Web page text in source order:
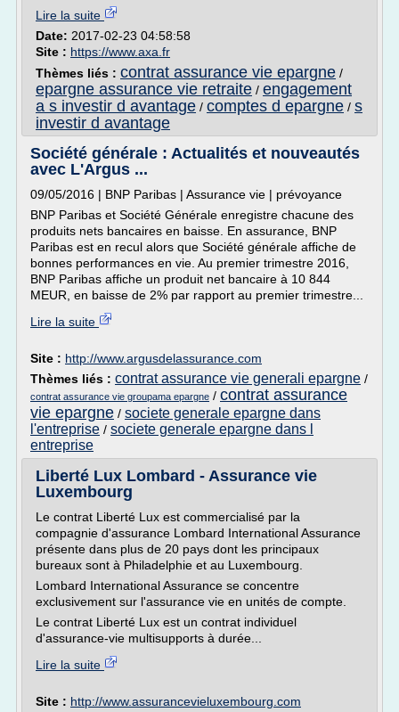
Lire la suite
Date: 2017-02-23 04:58:58
Site : https://www.axa.fr
Thèmes liés : contrat assurance vie epargne /
epargne assurance vie retraite / engagement
a s investir d avantage / comptes d epargne / s
investir d avantage
Société générale : Actualités et nouveautés
avec L'Argus ...
09/05/2016 | BNP Paribas | Assurance vie | prévoyance
BNP Paribas et Société Générale enregistre chacune des
produits nets bancaires en baisse. En assurance, BNP
Paribas est en recul alors que Société générale affiche de
bonnes performances en vie. Au premier trimestre 2016,
BNP Paribas affiche un produit net bancaire à 10 844
MEUR, en baisse de 2% par rapport au premier trimestre...
Lire la suite
Site : http://www.argusdelassurance.com
Thèmes liés : contrat assurance vie generali epargne /
contrat assurance vie groupama epargne / contrat assurance
vie epargne / societe generale epargne dans
l'entreprise / societe generale epargne dans l
entreprise
Liberté Lux Lombard - Assurance vie
Luxembourg
Le contrat Liberté Lux est commercialisé par la
compagnie d'assurance Lombard International Assurance
présente dans plus de 20 pays dont les principaux
bureaux sont à Philadelphie et au Luxembourg.
Lombard International Assurance se concentre
exclusivement sur l'assurance vie en unités de compte.
Le contrat Liberté Lux est un contrat individuel
d'assurance-vie multisupports à durée...
Lire la suite
Site : http://www.assurancevieluxembourg.com